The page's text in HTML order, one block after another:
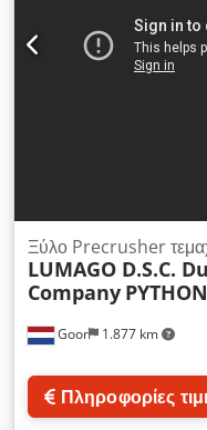
διακόπτη επιλογέα on/off
Μετακινείται εύκολα
ανυψωτικά μάτια •
Goor 1.877 km
Ξύλο Precrusher
LUMAGO D.S.C.
Company
Πληροφορίες